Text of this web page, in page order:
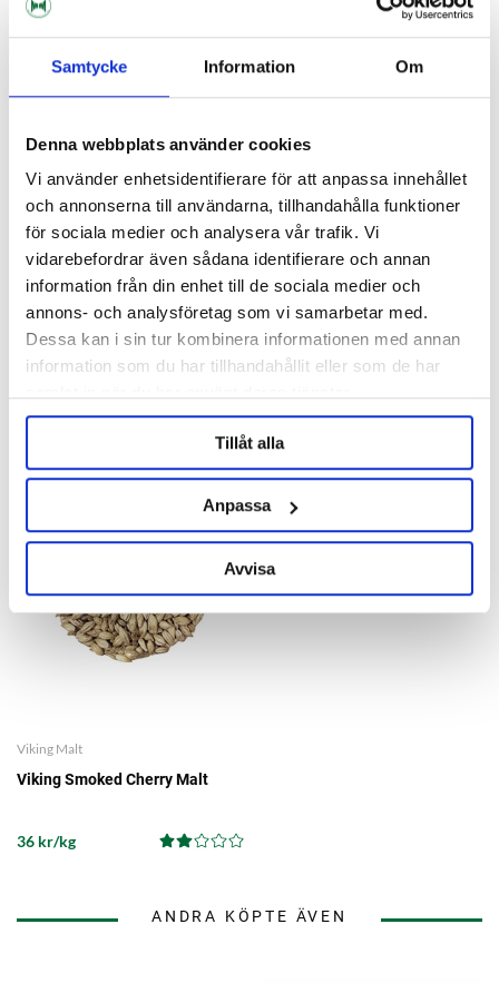
Samtycke Information Om
Denna webbplats använder cookies
Vi använder enhetsidentifierare för att anpassa innehållet
och annonserna till användarna, tillhandahålla funktioner
för sociala medier och analysera vår trafik. Vi
vidarebefordrar även sådana identifierare och annan
information från din enhet till de sociala medier och
annons- och analysföretag som vi samarbetar med.
Dessa kan i sin tur kombinera informationen med annan
information som du har tillhandahållit eller som de har
Tillåt alla
Anpassa
Avvisa
BESTMALZ
BEST Cherry Ember Smoked
BESTMALZ
BEST Beechwood Smoked
Viking Malt
Viking Smoked Cherry Malt
36 kr/kg
ANDRA KÖPTE ÄVEN